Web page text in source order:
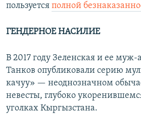
пользуется полной
ГЕНДЕРНОЕ НАСИЛИЕ
В 2017 году Зеленская и ее
Танков опубликовали серию
качуу» — неоднозначном
невесты, глубоко
уголках Кыргызстана.